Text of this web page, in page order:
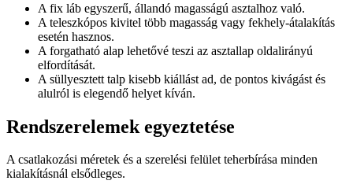
A fix láb egyszerű, állandó magasságú asztalhoz való.
A teleszkópos kivitel több magasság vagy fekhely-átalakítás
esetén hasznos.
A forgatható alap lehetővé teszi az asztallap oldalirányú
elfordítását.
A süllyesztett talp kisebb kiállást ad, de pontos kivágást és
alulról is elegendő helyet kíván.
Rendszerelemek egyeztetése
A csatlakozási méretek és a szerelési felület teherbírása minden
kialakításnál elsődleges.